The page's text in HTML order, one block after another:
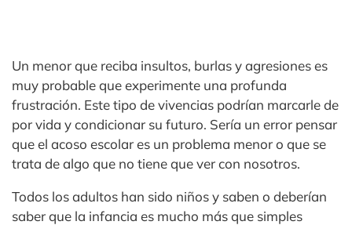
Un menor que reciba insultos, burlas y agresiones es
muy probable que experimente una profunda
frustración. Este tipo de vivencias podrían marcarle de
por vida y condicionar su futuro. Sería un error pensar
que el acoso escolar es un problema menor o que se
trata de algo que no tiene que ver con nosotros.
Todos los adultos han sido niños y saben o deberían
saber que la infancia es mucho más que simples